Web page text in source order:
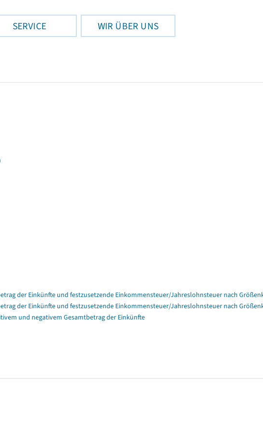
SERVICE WIR ÜBER UNS
der Einkünfte und festzusetzende Einkommensteuer/Jahreslohnsteuer nach
der Einkünfte und festzusetzende Einkommensteuer/Jahreslohnsteuer nach
und negativem Gesamtbetrag der Einkünfte